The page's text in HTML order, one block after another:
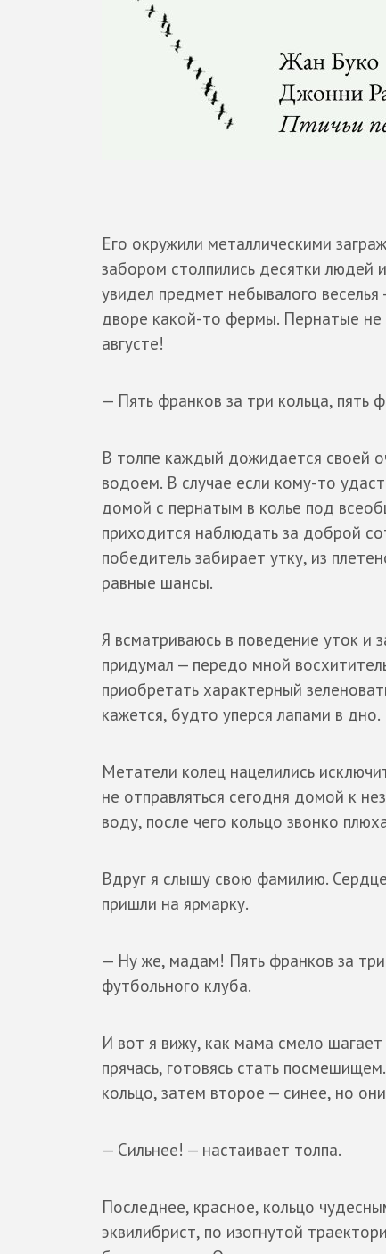
Его окружили металлическими
забором столпились десятки людей
увидел предмет небывалого
дворе какой-то фермы. Пернатые не
августе!
— Пять франков за три кольца, пять
В толпе каждый дожидается своей
водоем. В случае если кому-то
домой с пернатым в колье под
приходится наблюдать за доброй
победитель забирает утку, из
равные шансы.
Я всматриваюсь в поведение уток и
придумал — передо мной
приобретать характерный
кажется, будто уперся лапами в
Метатели колец нацелились
не отправляться сегодня домой к
воду, после чего кольцо звонко
Вдруг я слышу свою фамилию.
пришли на ярмарку.
— Ну же, мадам! Пять франков за
футбольного клуба.
И вот я вижу, как мама смело
прячась, готовясь стать
кольцо, затем второе — синее, но
— Сильнее! — настаивает толпа.
Последнее, красное, кольцо
эквилибрист, по изогнутой